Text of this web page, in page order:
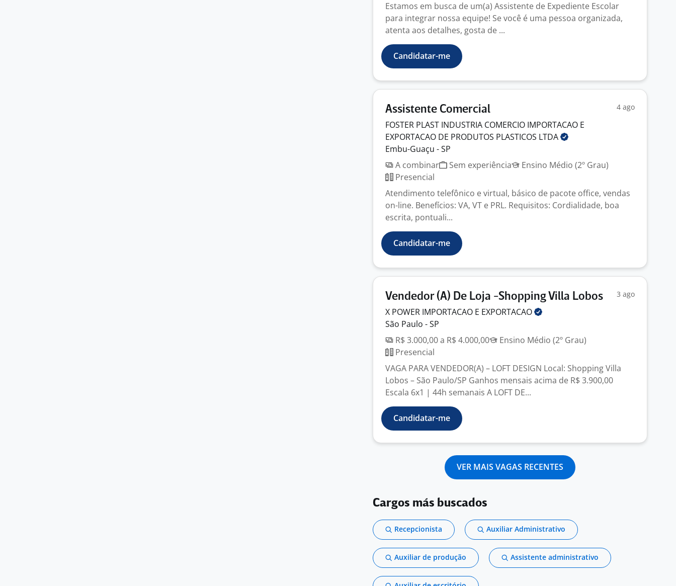
Estamos em busca de um(a) Assistente de Expediente Escolar
para integrar nossa equipe! Se você é uma pessoa organizada,
atenta aos detalhes, gosta de ...
Candidatar-me
Assistente Comercial 4 ago
FOSTER PLAST INDUSTRIA COMERCIO IMPORTACAO E
EXPORTACAO DE PRODUTOS PLASTICOS LTDA
Embu-Guaçu - SP
A combinar
Sem experiência
Ensino Médio (2º Grau)
Presencial
Atendimento telefônico e virtual, básico de pacote office, vendas
on-line. Benefícios: VA, VT e PRL. Requisitos: Cordialidade, boa
escrita, pontuali...
Candidatar-me
Vendedor (A) De Loja -Shopping Villa Lobos 3 ago
X POWER IMPORTACAO E EXPORTACAO
São Paulo - SP
R$ 3.000,00 a R$ 4.000,00
Ensino Médio (2º Grau)
Presencial
VAGA PARA VENDEDOR(A) – LOFT DESIGN Local: Shopping Villa
Lobos – São Paulo/SP Ganhos mensais acima de R$ 3.900,00
Escala 6x1 | 44h semanais A LOFT DE...
Candidatar-me
VER MAIS VAGAS RECENTES
Cargos más buscados
Recepcionista Auxiliar Administrativo
Auxiliar de produção Assistente administrativo